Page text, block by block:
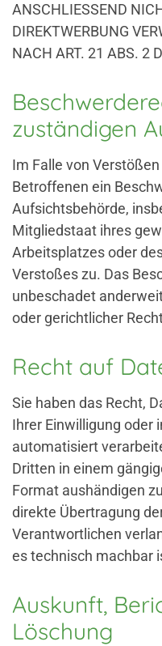
ANSCHLIESSEND
DIREKTWERBUNG
NACH ART. 21 ABS. 2
zuständigen
Im Falle von
Betroffenen ein
Aufsichtsbehörde,
Mitgliedstaat ihres
Arbeitsplatzes oder
Verstoßes zu. Das
unbeschadet
oder gerichtlicher
Recht auf
Sie haben das Recht,
Ihrer Einwilligung oder
automatisiert
Dritten in einem
Format aushändigen
direkte Übertragung
Verantwortlichen
es technisch machbar
Auskunft,
Löschung